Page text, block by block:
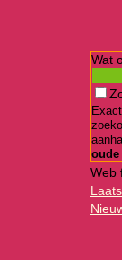
Wat
oude
Web